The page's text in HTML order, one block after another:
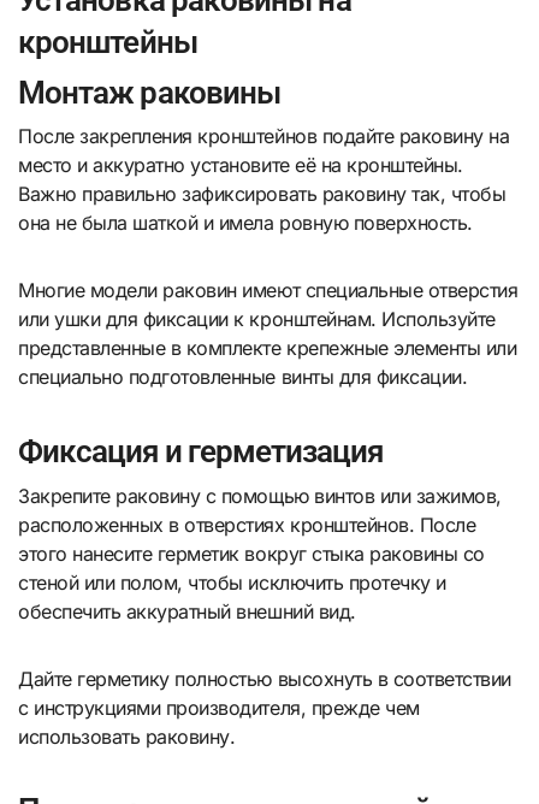
кронштейны
Монтаж раковины
После закрепления кронштейнов подайте раковину на
место и аккуратно установите её на кронштейны.
Важно правильно зафиксировать раковину так, чтобы
она не была шаткой и имела ровную поверхность.
Многие модели раковин имеют специальные отверстия
или ушки для фиксации к кронштейнам. Используйте
представленные в комплекте крепежные элементы или
специально подготовленные винты для фиксации.
Фиксация и герметизация
Закрепите раковину с помощью винтов или зажимов,
расположенных в отверстиях кронштейнов. После
этого нанесите герметик вокруг стыка раковины со
стеной или полом, чтобы исключить протечку и
обеспечить аккуратный внешний вид.
Дайте герметику полностью высохнуть в соответствии
с инструкциями производителя, прежде чем
использовать раковину.